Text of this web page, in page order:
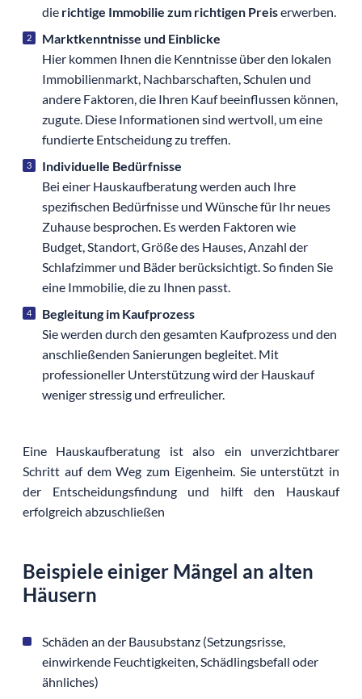
die richtige Immobilie zum richtigen Preiserwerben.
Marktkenntnisse und Einblicke
Hier kommen Ihnen die Kenntnisse über den lokalen
Immobilienmarkt, Nachbarschaften, Schulen und
andere Faktoren, die Ihren Kauf beeinflussen können,
zugute. Diese Informationen sind wertvoll, um eine
fundierte Entscheidung zu treffen.
Individuelle Bedürfnisse
Bei einer Hauskaufberatung werden auch Ihre
spezifischen Bedürfnisse und Wünsche für Ihr neues
Zuhause besprochen. Es werden Faktoren wie
Budget, Standort, Größe des Hauses, Anzahl der
Schlafzimmer und Bäder berücksichtigt. So finden Sie
eine Immobilie, die zu Ihnen passt.
Begleitung im Kaufprozess
Sie werden durch den gesamten Kaufprozess und den
anschließenden Sanierungen begleitet. Mit
professioneller Unterstützung wird der Hauskauf
weniger stressig und erfreulicher.
Eine Hauskaufberatung ist also ein unverzichtbarer
Schritt auf dem Weg zum Eigenheim. Sie unterstützt in
der Entscheidungsfindung und hilft den Hauskauf
erfolgreich abzuschließen
Beispiele einiger Mängel an alten
Häusern
Schäden an der Bausubstanz (Setzungsrisse,
einwirkende Feuchtigkeiten, Schädlingsbefall oder
ähnliches)